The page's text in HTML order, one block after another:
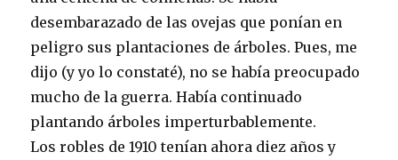
desembarazado de las ovejas que ponían en
peligro sus plantaciones de árboles. Pues, me
dijo (y yo lo constaté), no se había preocupado
mucho de la guerra. Había continuado
plantando árboles imperturbablemente.
Los robles de 1910 tenían ahora diez años y